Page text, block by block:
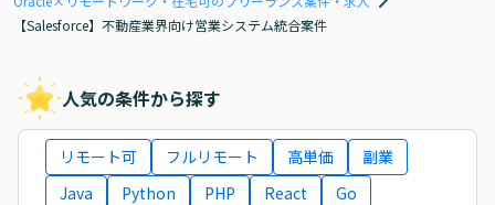
【Salesforce】不動産業界向け営業システム統合案件
人気の条件から探す
リモート可 フルリモート 高単価
副業
Java
Python PHP React
Go